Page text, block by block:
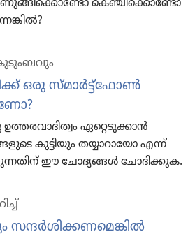
കെഞ്ചിക്കൊണ്ടോ
ഒരു സ്‌മാർട്ട്‌ഫോൺ
ഏറ്റെടു​ക്കാൻ
കുട്ടി​യും തയ്യാറാ​യോ എന്ന്‌
ഈ ചോദ്യ​ങ്ങൾ ചോദി​ക്കുക.
സന്ദർശി​ക്ക​ണ​മെ​ങ്കിൽ